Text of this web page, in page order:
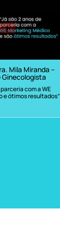
Mila Miranda –
com a WE
e ótimos resultados”